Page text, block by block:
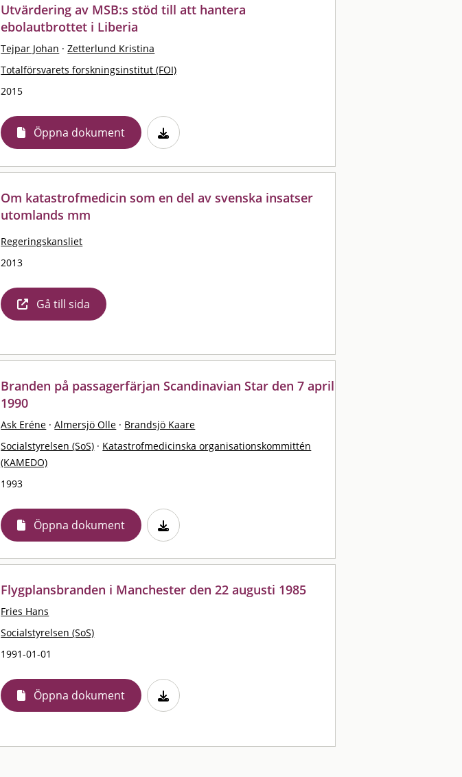
Utvärdering av MSB:s stöd till att hantera
ebolautbrottet i Liberia
Tejpar Johan · Zetterlund Kristina
Totalförsvarets forskningsinstitut (FOI)
2015
Öppna dokument
Om katastrofmedicin som en del av svenska insatser
utomlands mm
Regeringskansliet
2013
Gå till sida
Branden på passagerfärjan Scandinavian Star den 7 april
1990
Ask Eréne · Almersjö Olle · Brandsjö Kaare
Socialstyrelsen (SoS) · Katastrofmedicinska organisationskommittén
(KAMEDO)
1993
Öppna dokument
Flygplansbranden i Manchester den 22 augusti 1985
Fries Hans
Socialstyrelsen (SoS)
1991-01-01
Öppna dokument